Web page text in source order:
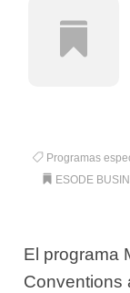
Programas
ESODE
El programa
Conventions